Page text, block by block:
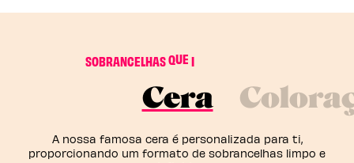
SOBRANCELHASQUEI
Cera
A nossa famosa cera é personalizada para ti,
proporcionando um formato de sobrancelhas limpo e